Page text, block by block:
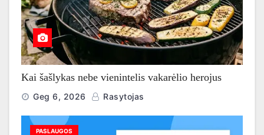
Kai šašlykas nebe vienintelis vakarėlio herojus
Geg 6, 2026 Rasytojas
PASLAUGOS